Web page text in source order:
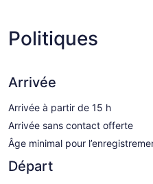
Politiques
Arrivée
Arrivée à partir de 15 h
Arrivée sans contact offerte
Âge minimal pour
Départ